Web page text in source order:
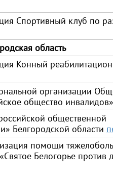
Спортивный клуб по
область
Конный
организации
общество инвалидов»
общественной
Белгородской области
помощи
Белогорье против